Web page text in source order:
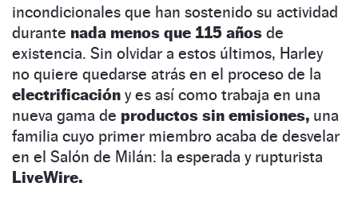
incondicionales que han sostenido su actividad
durante nada menos que 115 años de
existencia. Sin olvidar a estos últimos, Harley
no quiere quedarse atrás en el proceso de la
electrificación y es así como trabaja en una
nueva gama de productos sin emisiones, una
familia cuyo primer miembro acaba de desvelar
en el Salón de Milán: la esperada y rupturista
LiveWire.